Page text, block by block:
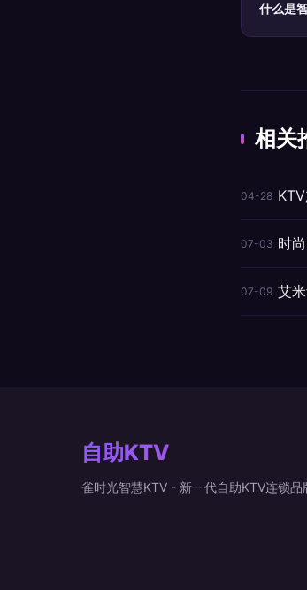
什么是
相关
04-28
07-03 时
07-09 艾
自助KTV
雀时光智慧KTV - 新一代自助KTV连锁品